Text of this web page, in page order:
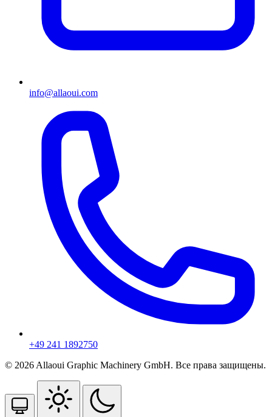
info@allaoui.com
+49 241 1892750
© 2026 Allaoui Graphic Machinery GmbH. Все права защищены.